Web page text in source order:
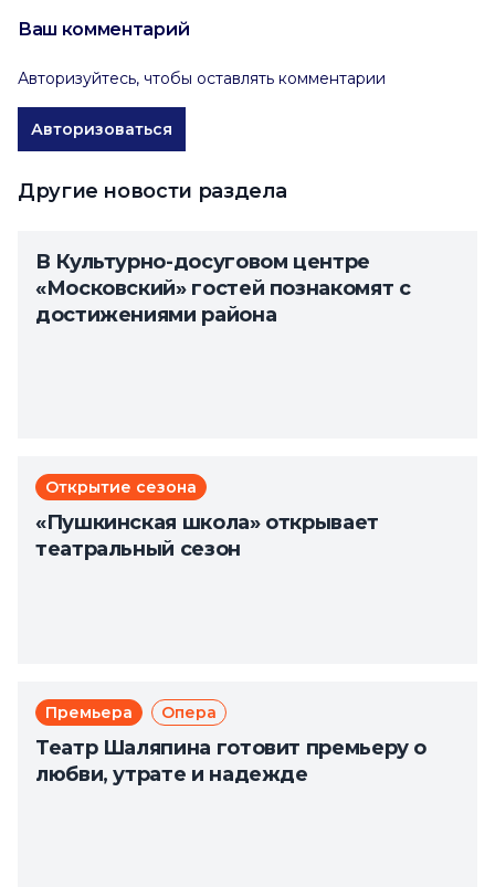
Ваш комментарий
Авторизуйтесь, чтобы оставлять комментарии
Авторизоваться
Другие новости раздела
В Культурно-досуговом центре
«Московский» гостей познакомят с
достижениями района
Открытие сезона
«Пушкинская школа» открывает
театральный сезон
Премьера Опера
Театр Шаляпина готовит премьеру о
любви, утрате и надежде